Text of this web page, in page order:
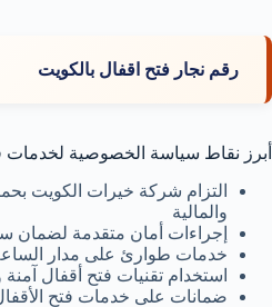
رقم نجار فتح اقفال بالكويت
أبرز نقاط سياسة الخصوصية لخدمات
التزام شركة خيرات الكويت
والمالية
إجراءات أمان متقدمة لضمان
خدمات طوارئ على مدار
استخدام تقنيات فتح أقفال آمنة
ضمانات على خدمات فتح